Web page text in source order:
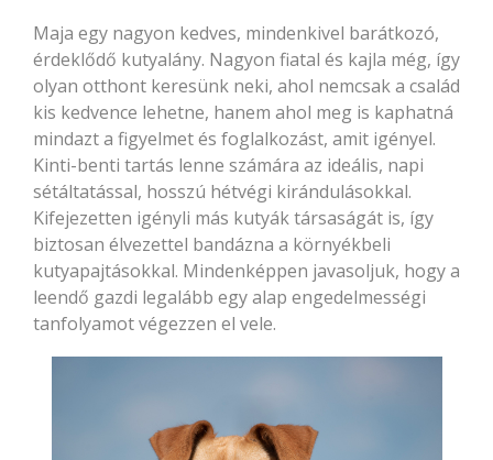
Maja egy nagyon kedves, mindenkivel barátkozó,
érdeklődő kutyalány. Nagyon fiatal és kajla még, így
olyan otthont keresünk neki, ahol nemcsak a család
kis kedvence lehetne, hanem ahol meg is kaphatná
mindazt a figyelmet és foglalkozást, amit igényel.
Kinti-benti tartás lenne számára az ideális, napi
sétáltatással, hosszú hétvégi kirándulásokkal.
Kifejezetten igényli más kutyák társaságát is, így
biztosan élvezettel bandázna a környékbeli
kutyapajtásokkal. Mindenképpen javasoljuk, hogy a
leendő gazdi legalább egy alap engedelmességi
tanfolyamot végezzen el vele.